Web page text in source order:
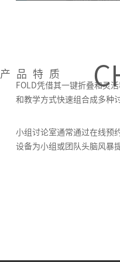
产品特质
FOLD凭借其一键折叠和灵
和教学方式快速组合成多种
小组讨论室通常通过在线预
设备为小组或团队头脑风暴